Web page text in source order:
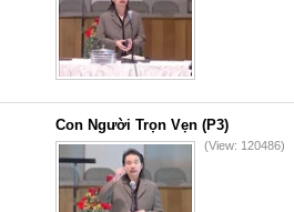
Con Người Trọn Vẹn (P3)
(View: 120486)